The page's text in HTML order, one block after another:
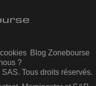
Blog Zonebourse
?
Tous droits réservés.